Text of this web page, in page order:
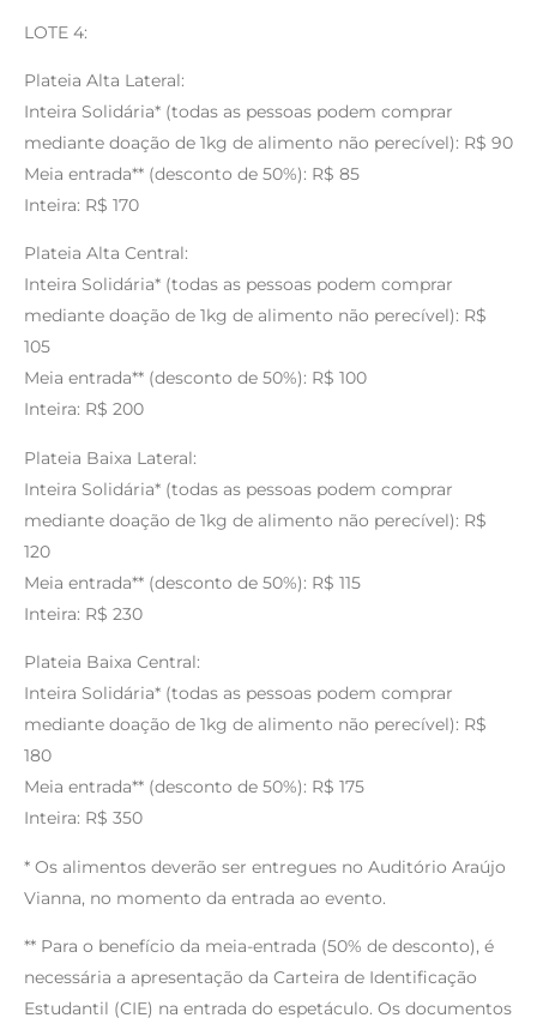
LOTE 4:
Plateia Alta Lateral:
Inteira Solidária* (todas as pessoas podem comprar
mediante doação de 1kg de alimento não perecível): R$ 90
Meia entrada** (desconto de 50%): R$ 85
Inteira: R$ 170
Plateia Alta Central:
Inteira Solidária* (todas as pessoas podem comprar
mediante doação de 1kg de alimento não perecível): R$
105
Meia entrada** (desconto de 50%): R$ 100
Inteira: R$ 200
Plateia Baixa Lateral:
Inteira Solidária* (todas as pessoas podem comprar
mediante doação de 1kg de alimento não perecível): R$
120
Meia entrada** (desconto de 50%): R$ 115
Inteira: R$ 230
Plateia Baixa Central:
Inteira Solidária* (todas as pessoas podem comprar
mediante doação de 1kg de alimento não perecível): R$
180
Meia entrada** (desconto de 50%): R$ 175
Inteira: R$ 350
* Os alimentos deverão ser entregues no Auditório Araújo
Vianna, no momento da entrada ao evento.
** Para o benefício da meia-entrada (50% de desconto), é
necessária a apresentação da Carteira de Identificação
Estudantil (CIE) na entrada do espetáculo. Os documentos